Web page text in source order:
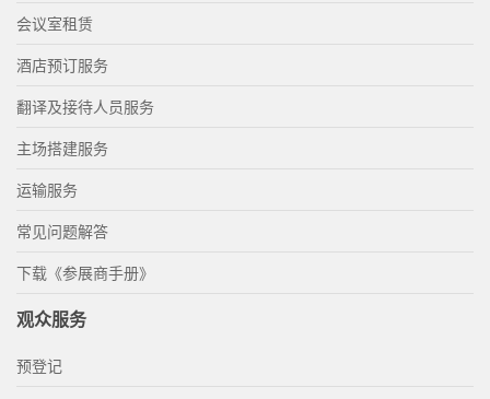
会议室租赁
酒店预订服务
翻译及接待人员服务
主场搭建服务
运输服务
常见问题解答
下载《参展商手册》
观众服务
预登记